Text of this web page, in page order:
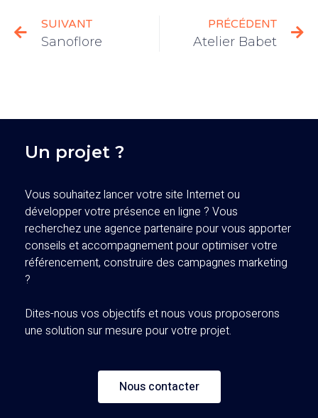
SUIVANT
Sanoflore
PRÉCÉDENT
Atelier Babet
Un projet ?
Vous souhaitez lancer votre site Internet ou
développer votre présence en ligne ? Vous
recherchez une agence partenaire pour vous apporter
conseils et accompagnement pour optimiser votre
référencement, construire des campagnes marketing
?
Dites-nous vos objectifs et nous vous proposerons
une solution sur mesure pour votre projet.
Nous contacter